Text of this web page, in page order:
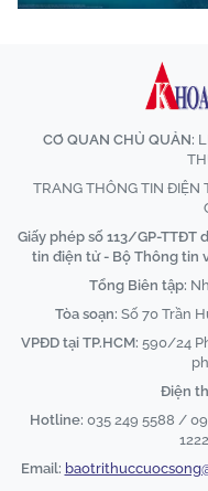
CƠ QUAN CHỦ QUẢN:
TRANG THÔNG TIN ĐIỆN
Giấy phép số 113/GP-TTĐT
tin điện tử - Bộ Thông tin
Tổng Biên tập:
Tòa soạn: Số 70 Trần
VPĐD tại TP.HCM: 590/24
Điện
Hotline: 035 249 5588 /
Email: